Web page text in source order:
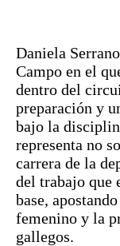
Daniela
Campo en el
dentro del
preparación y
bajo la
representa no
carrera de la
del trabajo que
base,
femenino y la
gallegos.